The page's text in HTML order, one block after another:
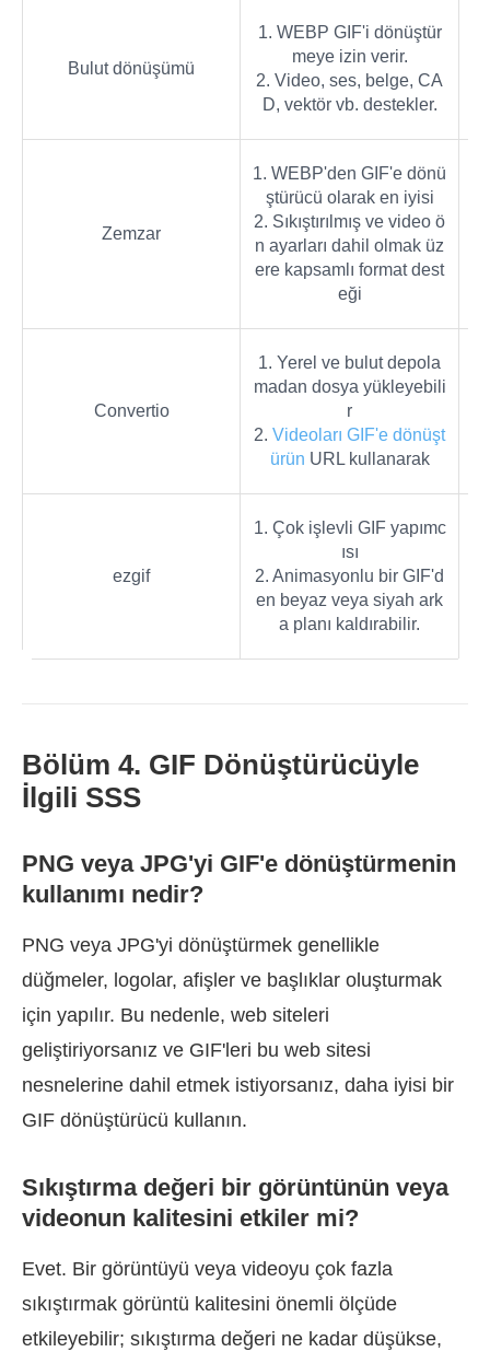
Bulut dönüşümü
1. WEBP GIF'i dönüştür
meye izin verir.
2. Video, ses, belge, CA
D, vektör vb. destekler.
Zemzar
1. WEBP'den GIF'e dönü
ştürücü olarak en iyisi
2. Sıkıştırılmış ve video ö
n ayarları dahil olmak üz
ere kapsamlı format dest
eği
Convertio
1. Yerel ve bulut depola
madan dosya yükleyebili
r
2. Videoları GIF'e dönüşt
ürün URL kullanarak
ezgif
1. Çok işlevli GIF yapımc
ısı
2. Animasyonlu bir GIF'd
en beyaz veya siyah ark
a planı kaldırabilir.
Bölüm 4. GIF Dönüştürücüyle
İlgili SSS
PNG veya JPG'yi GIF'e dönüştürmenin
kullanımı nedir?
PNG veya JPG'yi dönüştürmek genellikle
düğmeler, logolar, afişler ve başlıklar oluşturmak
için yapılır. Bu nedenle, web siteleri
geliştiriyorsanız ve GIF'leri bu web sitesi
nesnelerine dahil etmek istiyorsanız, daha iyisi bir
GIF dönüştürücü kullanın.
Sıkıştırma değeri bir görüntünün veya
videonun kalitesini etkiler mi?
Evet. Bir görüntüyü veya videoyu çok fazla
sıkıştırmak görüntü kalitesini önemli ölçüde
etkileyebilir; sıkıştırma değeri ne kadar düşükse,